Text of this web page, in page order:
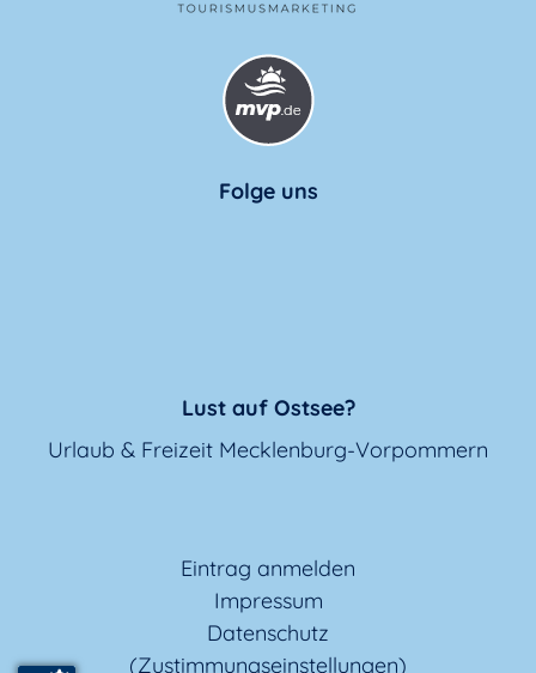
Folge uns
Lust auf Ostsee?
Urlaub & Freizeit Mecklenburg-Vorpommern
Eintrag anmelden
Impressum
Datenschutz
(Zustimmungseinstellungen)